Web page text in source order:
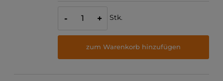
- + Stk.
zum Warenkorb hinzufügen